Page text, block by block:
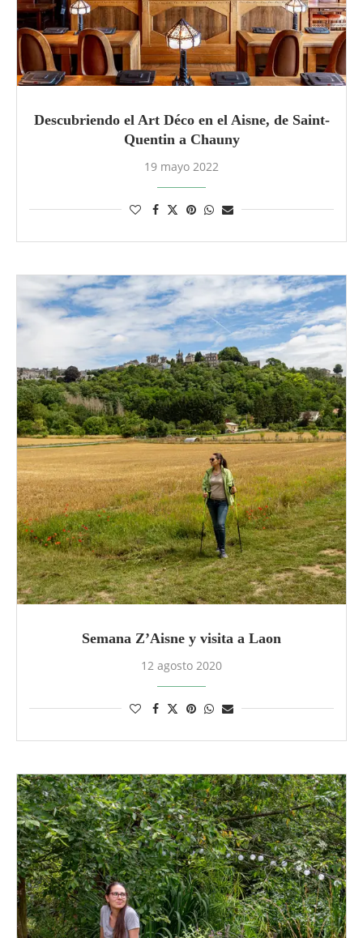
Descubriendo el Art Déco en el Aisne, de Saint-
Quentin a Chauny
19 mayo 2022
Semana Z’Aisne y visita a Laon
12 agosto 2020